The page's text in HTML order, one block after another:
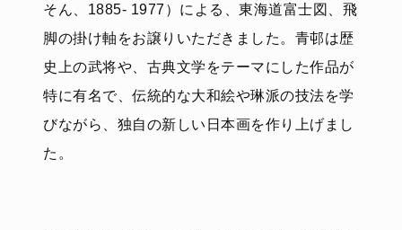
そん、1885- 1977）による、東海道富士図、飛
脚の掛け軸をお譲りいただきました。青邨は歴
史上の武将や、古典文学をテーマにした作品が
特に有名で、伝統的な大和絵や琳派の技法を学
びながら、独自の新しい日本画を作り上げまし
た。